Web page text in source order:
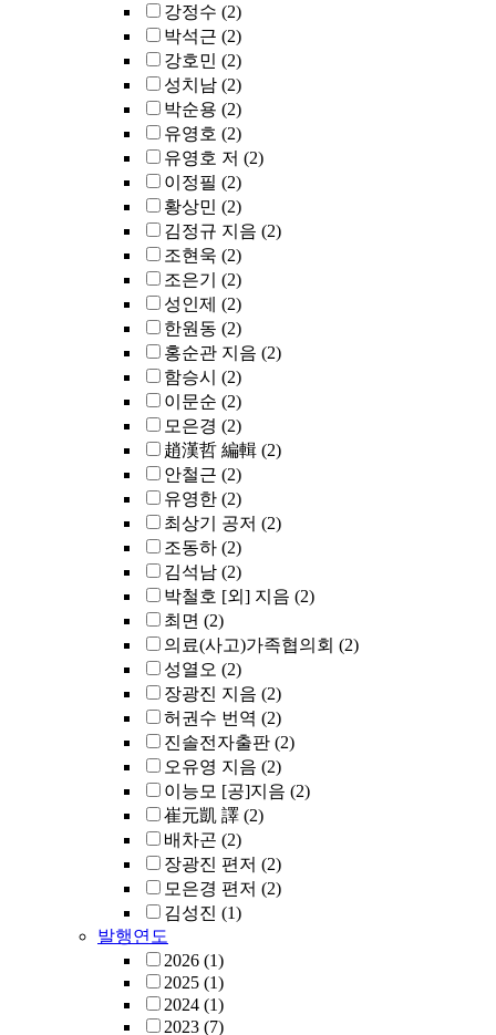
강정수 (2)
박석근 (2)
강호민 (2)
성치남 (2)
박순용 (2)
유영호 (2)
유영호 저 (2)
이정필 (2)
황상민 (2)
김정규 지음 (2)
조현욱 (2)
조은기
(2)
성인제 (2)
한원동 (2)
홍순관 지음 (2)
함승시 (2)
이문순 (2)
모은경 (2)
趙漢哲 編輯 (2)
안철근 (2)
유영한 (2)
최상기 공저 (2)
조동하 (2)
김석남 (2)
박철호 [외] 지음 (2)
최면 (2)
의료(사고)가족협의회 (2)
성열오 (2)
장광진 지음 (2)
허권수 번역 (2)
진솔전자출판 (2)
오유영 지음 (2)
이능모 [공]지음 (2)
崔元凱 譯 (2)
배차곤 (2)
장광진 편저 (2)
모은경 편저 (2)
김성진 (1)
발행연도
2026 (1)
2025 (1)
2024 (1)
2023 (7)